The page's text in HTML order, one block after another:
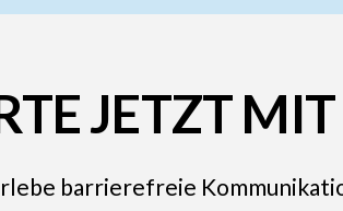
JETZT
barrierefreie